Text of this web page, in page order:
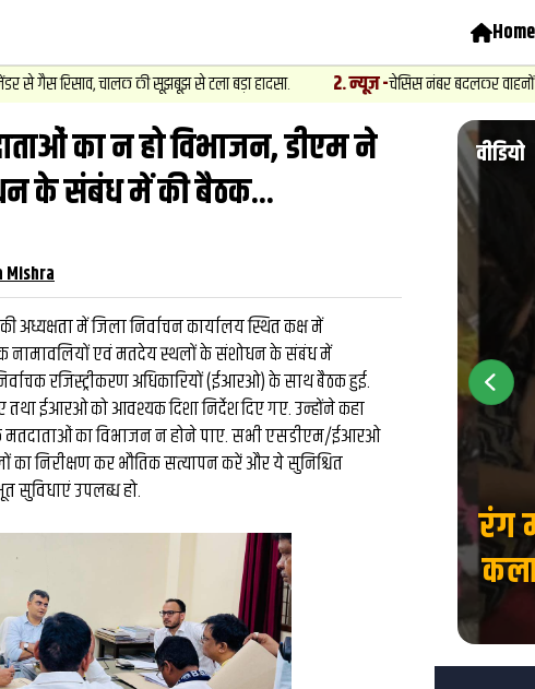
Home
चालक की सूझबूझ से टला बड़ा हादसा. 2.न्यूज़ चेसिस नंबर बदलकर वाहनों की खरीद
का न हो विभाजन, डीएम ने
के संबंध में की बैठक...
Mishra
अध्यक्षता में जिला निर्वाचन कार्यालय स्थित कक्ष में
नामावलियों एवं मतदेय स्थलों के संशोधन के संबंध में
रजिस्ट्रीकरण अधिकारियों (ईआरओ) के साथ बैठक हुई.
तथा ईआरओ को आवश्यक दिशा निर्देश दिए गए. उन्होंने कहा
मतदाताओं का विभाजन न होने पाए. सभी एसडीएम/ईआरओ
का निरीक्षण कर भौतिक सत्यापन करें और ये सुनिश्चित
सुविधाएं उपलब्ध हो.
वीडियो और देखें
मिस्टर बीस्ट से दो घंटे की
बातचीत, फिर छोड़ी ₹26 लाख की
नौकरी: कैसे हैरी उप्पल बने देश
के बड़े फूड व्लॉगर...
वीडियो
रंग